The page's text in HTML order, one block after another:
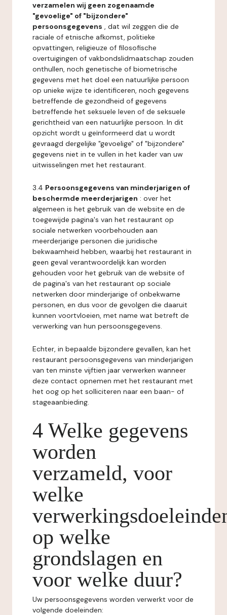
verzamelen wij geen zogenaamde
"gevoelige" of "bijzondere"
persoonsgegevens , dat wil zeggen die de
raciale of etnische afkomst, politieke
opvattingen, religieuze of filosofische
overtuigingen of vakbondslidmaatschap zouden
onthullen, noch genetische of biometrische
gegevens met het doel een natuurlijke persoon
op unieke wijze te identificeren, noch gegevens
betreffende de gezondheid of gegevens
betreffende het seksuele leven of de seksuele
gerichtheid van een natuurlijke persoon. In dit
opzicht wordt u geïnformeerd dat u wordt
gevraagd dergelijke "gevoelige" of "bijzondere"
gegevens niet in te vullen in het kader van uw
uitwisselingen met het restaurant.
3.4 Persoonsgegevens van minderjarigen of
beschermde meerderjarigen : over het
algemeen is het gebruik van de website en de
toegewijde pagina's van het restaurant op
sociale netwerken voorbehouden aan
meerderjarige personen die juridische
bekwaamheid hebben, waarbij het restaurant in
geen geval verantwoordelijk kan worden
gehouden voor het gebruik van de website of
de pagina's van het restaurant op sociale
netwerken door minderjarige of onbekwame
personen, en dus voor de gevolgen die daaruit
kunnen voortvloeien, met name wat betreft de
verwerking van hun persoonsgegevens.
Echter, in bepaalde bijzondere gevallen, kan het
restaurant persoonsgegevens van minderjarigen
van ten minste vijftien jaar verwerken wanneer
deze contact opnemen met het restaurant met
het oog op het solliciteren naar een baan- of
stageaanbieding.
4 Welke gegevens
worden
verzameld, voor
welke
op welke
grondslagen en
voor welke duur?
Uw persoonsgegevens worden verwerkt voor de
volgende doeleinden: